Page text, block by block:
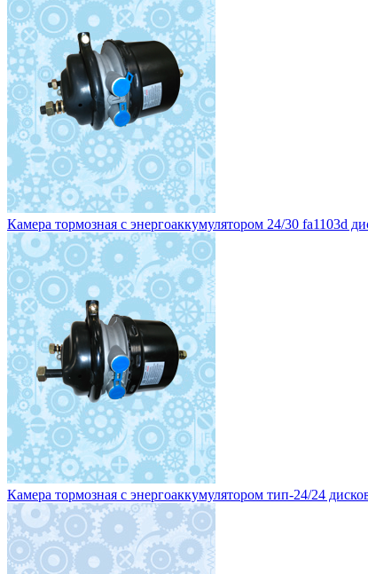
Камера тормозная с энергоаккумулятором 24/30 fa1103d
Камера тормозная с энергоаккумулятором тип-24/24